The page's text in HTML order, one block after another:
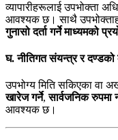
व्यापारीहरूलाई उपभोक्ता
आवश्यक छ। साथै
गुनासो दर्ता गर्ने माध्यमको
घ. नीतिगत संयन्त्र र दण्डको
उपभोग्य मिति सकिएका वा
खारेज गर्ने,सार्वजनिक रुपमा
आवश्यक छ।